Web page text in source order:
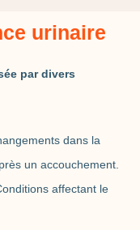
urinaire
par divers
dans la
un accouchement.
affectant le